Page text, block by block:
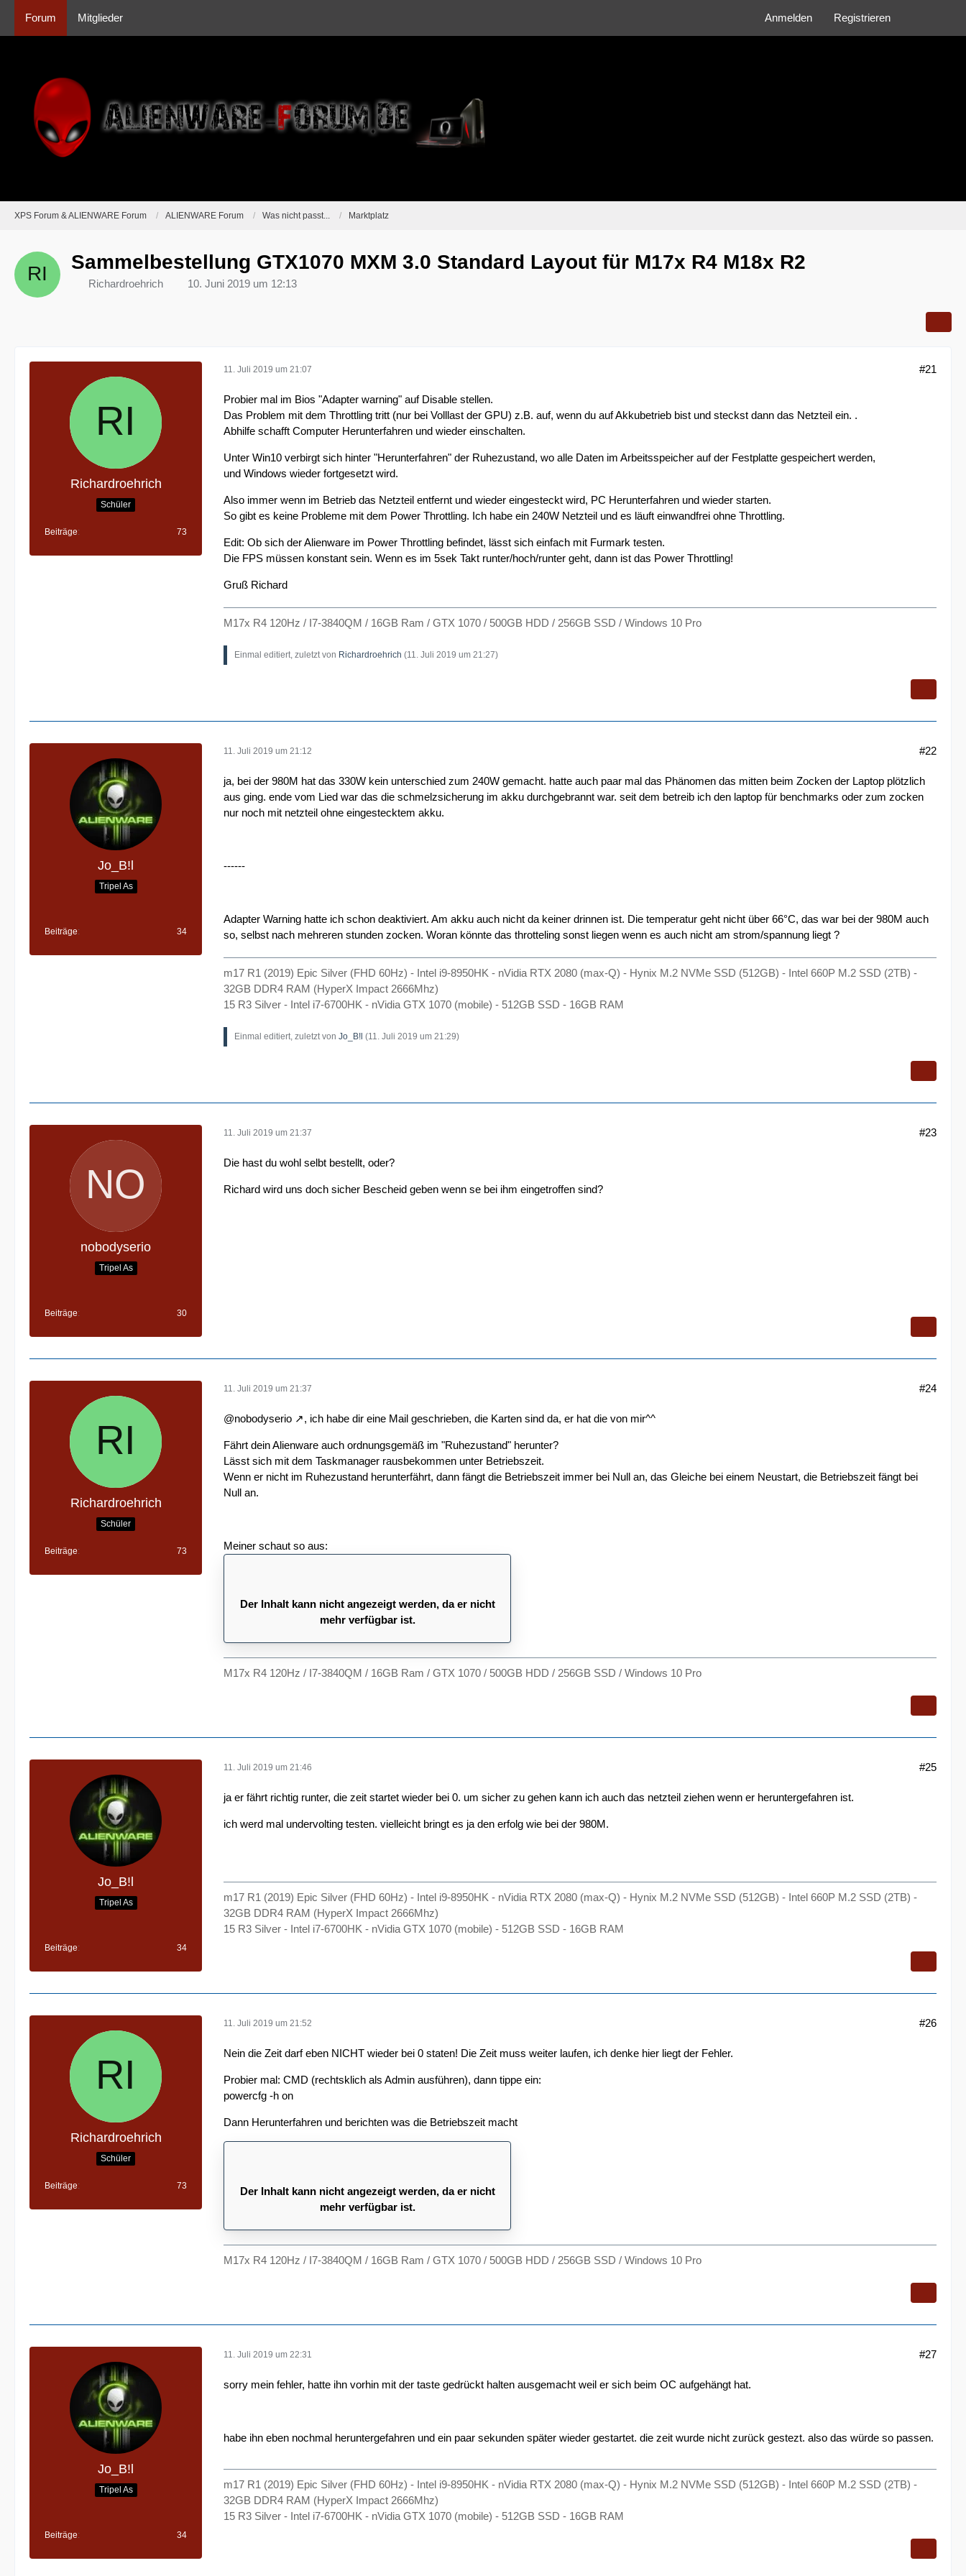
Forum Mitglieder Anmelden Registrieren
XPS Forum & ALIENWARE Forum ALIENWARE Forum Was nicht passt... Marktplatz
Sammelbestellung GTX1070 MXM 3.0 Standard Layout für M17x R4 M18x R2
Richardroehrich 10. Juni 2019 um 12:13
Richardroehrich
Schüler
Beiträge 73
11. Juli 2019 um 21:07 #21
Probier mal im Bios "Adapter warning" auf Disable stellen.
Das Problem mit dem Throttling tritt (nur bei Volllast der GPU) z.B. auf, wenn du auf Akkubetrieb bist und steckst dann das Netzteil ein. .
Abhilfe schafft Computer Herunterfahren und wieder einschalten.
Unter Win10 verbirgt sich hinter "Herunterfahren" der Ruhezustand, wo alle Daten im Arbeitsspeicher auf der Festplatte gespeichert werden,
und Windows wieder fortgesetzt wird.
Also immer wenn im Betrieb das Netzteil entfernt und wieder eingesteckt wird, PC Herunterfahren und wieder starten.
So gibt es keine Probleme mit dem Power Throttling. Ich habe ein 240W Netzteil und es läuft einwandfrei ohne Throttling.
Edit: Ob sich der Alienware im Power Throttling befindet, lässt sich einfach mit Furmark testen.
Die FPS müssen konstant sein. Wenn es im 5sek Takt runter/hoch/runter geht, dann ist das Power Throttling!
Gruß Richard
M17x R4 120Hz / I7-3840QM / 16GB Ram / GTX 1070 / 500GB HDD / 256GB SSD / Windows 10 Pro
Einmal editiert, zuletzt von Richardroehrich (11. Juli 2019 um 21:27)
Jo_B!l
Tripel As
Beiträge 34
11. Juli 2019 um 21:12 #22
ja, bei der 980M hat das 330W kein unterschied zum 240W gemacht. hatte auch paar mal das Phänomen das mitten beim Zocken der Laptop plötzlich
aus ging. ende vom Lied war das die schmelzsicherung im akku durchgebrannt war. seit dem betreib ich den laptop für benchmarks oder zum zocken
nur noch mit netzteil ohne eingestecktem akku.
------
Adapter Warning hatte ich schon deaktiviert. Am akku auch nicht da keiner drinnen ist. Die temperatur geht nicht über 66°C, das war bei der 980M auch
so, selbst nach mehreren stunden zocken. Woran könnte das throtteling sonst liegen wenn es auch nicht am strom/spannung liegt ?
m17 R1 (2019) Epic Silver (FHD 60Hz) - Intel i9-8950HK - nVidia RTX 2080 (max-Q) - Hynix M.2 NVMe SSD (512GB) - Intel 660P M.2 SSD (2TB) -
32GB DDR4 RAM (HyperX Impact 2666Mhz)
15 R3 Silver - Intel i7-6700HK - nVidia GTX 1070 (mobile) - 512GB SSD - 16GB RAM
Einmal editiert, zuletzt von Jo_B!l (11. Juli 2019 um 21:29)
nobodyserio
Tripel As
Beiträge 30
11. Juli 2019 um 21:37 #23
Die hast du wohl selbt bestellt, oder?
Richard wird uns doch sicher Bescheid geben wenn se bei ihm eingetroffen sind?
Richardroehrich
Schüler
Beiträge 73
11. Juli 2019 um 21:37 #24
@nobodyserio , ich habe dir eine Mail geschrieben, die Karten sind da, er hat die von mir^^
Fährt dein Alienware auch ordnungsgemäß im "Ruhezustand" herunter?
Lässt sich mit dem Taskmanager rausbekommen unter Betriebszeit.
Wenn er nicht im Ruhezustand herunterfährt, dann fängt die Betriebszeit immer bei Null an, das Gleiche bei einem Neustart, die Betriebszeit fängt bei
Null an.
Meiner schaut so aus:
Der Inhalt kann nicht angezeigt werden, da er nicht
mehr verfügbar ist.
M17x R4 120Hz / I7-3840QM / 16GB Ram / GTX 1070 / 500GB HDD / 256GB SSD / Windows 10 Pro
Jo_B!l
Tripel As
Beiträge 34
11. Juli 2019 um 21:46 #25
ja er fährt richtig runter, die zeit startet wieder bei 0. um sicher zu gehen kann ich auch das netzteil ziehen wenn er heruntergefahren ist.
ich werd mal undervolting testen. vielleicht bringt es ja den erfolg wie bei der 980M.
m17 R1 (2019) Epic Silver (FHD 60Hz) - Intel i9-8950HK - nVidia RTX 2080 (max-Q) - Hynix M.2 NVMe SSD (512GB) - Intel 660P M.2 SSD (2TB) -
32GB DDR4 RAM (HyperX Impact 2666Mhz)
15 R3 Silver - Intel i7-6700HK - nVidia GTX 1070 (mobile) - 512GB SSD - 16GB RAM
Richardroehrich
Schüler
Beiträge 73
11. Juli 2019 um 21:52 #26
Nein die Zeit darf eben NICHT wieder bei 0 staten! Die Zeit muss weiter laufen, ich denke hier liegt der Fehler.
Probier mal: CMD (rechtsklich als Admin ausführen), dann tippe ein:
powercfg -h on
Dann Herunterfahren und berichten was die Betriebszeit macht
Der Inhalt kann nicht angezeigt werden, da er nicht
mehr verfügbar ist.
M17x R4 120Hz / I7-3840QM / 16GB Ram / GTX 1070 / 500GB HDD / 256GB SSD / Windows 10 Pro
Jo_B!l
Tripel As
Beiträge 34
11. Juli 2019 um 22:31 #27
sorry mein fehler, hatte ihn vorhin mit der taste gedrückt halten ausgemacht weil er sich beim OC aufgehängt hat.
habe ihn eben nochmal heruntergefahren und ein paar sekunden später wieder gestartet. die zeit wurde nicht zurück gestezt. also das würde so passen.
m17 R1 (2019) Epic Silver (FHD 60Hz) - Intel i9-8950HK - nVidia RTX 2080 (max-Q) - Hynix M.2 NVMe SSD (512GB) - Intel 660P M.2 SSD (2TB) -
32GB DDR4 RAM (HyperX Impact 2666Mhz)
15 R3 Silver - Intel i7-6700HK - nVidia GTX 1070 (mobile) - 512GB SSD - 16GB RAM